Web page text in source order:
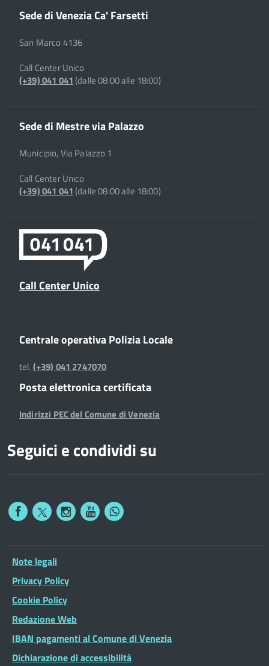
Sede di Venezia Ca' Farsetti
San Marco 4136
Call Center Unico
(+39) 041 041(dalle 08:00 alle 18:00)
Sede di Mestre via Palazzo
Municipio, Via Palazzo 1
Call Center Unico
(+39) 041 041(dalle 08:00 alle 18:00)
Call Center Unico
Centrale operativa Polizia Locale
tel.(+39) 041 2747070
Posta elettronica certificata
Indirizzi PEC del Comune di Venezia
Seguici e condividi su
Note legali
Privacy Policy
Cookie Policy
Redazione Web
IBAN pagamenti al Comune di Venezia
Dichiarazione di accessibilità